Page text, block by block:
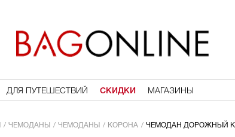
ДЛЯ ПУТЕШЕСТВИЙ СКИДКИ МАГАЗИНЫ
ЧЕМОДАНЫ ЧЕМОДАНЫ КОРОНА ЧЕМОДАН ДОРОЖНЫЙ